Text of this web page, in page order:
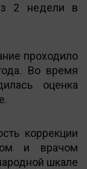
2 недели в
проходило
Во время
оценка
коррекции
и врачом
шкале